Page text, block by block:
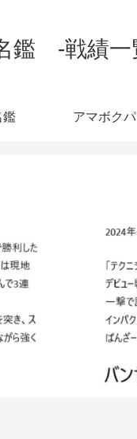
鑑 -戦績一
鑑 アマボク